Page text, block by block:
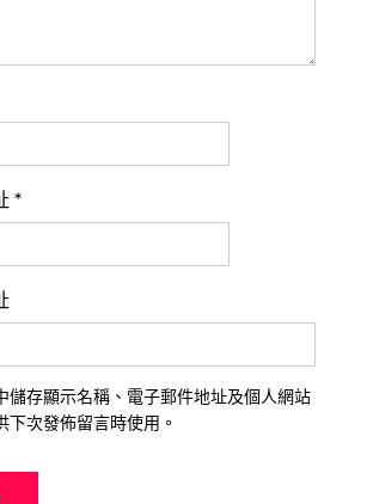
*
儲存顯示名稱、電子郵件地址及個人網站
下次發佈留言時使用。